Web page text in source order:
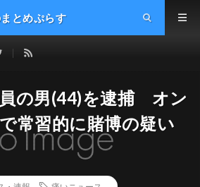
とめぷらす
の男(44)を逮捕 オン
常習的に賭博の疑い